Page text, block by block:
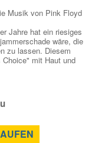
Musik von Pink Floyd
Jahre hat ein riesiges
wäre, die
zu lassen. Diesem
mit Haut und